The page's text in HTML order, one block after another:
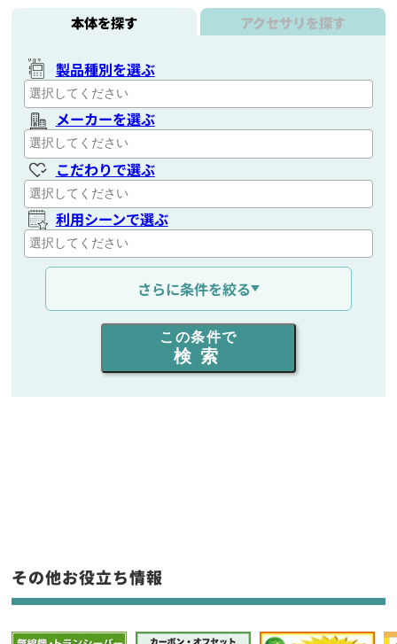
本体を探す アクセサリを探す
製品種別を選ぶ
メーカーを選ぶ
こだわりで選ぶ
利用シーンで選ぶ
通信距離を選ぶ
出力を選ぶ
同時通話人数を選ぶ
フリーワード入力(製品名等)
選択条件をリセット
さらに条件を絞る
この条件で
検索
その他お役立ち情報